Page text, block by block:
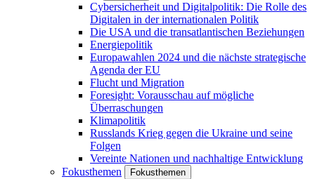
Cybersicherheit und Digitalpolitik: Die Rolle des
Digitalen in der internationalen Politik
Die USA und die transatlantischen Beziehungen
Energiepolitik
Europawahlen 2024 und die nächste strategische
Agenda der EU
Flucht und Migration
Foresight: Vorausschau auf mögliche
Überraschungen
Klimapolitik
Russlands Krieg gegen die Ukraine und seine
Folgen
Vereinte Nationen und nachhaltige Entwicklung
Fokusthemen
Fokusthemen